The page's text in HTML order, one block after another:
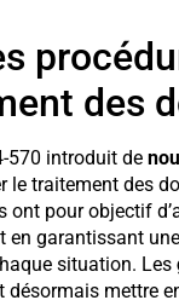
des
570 introduit de
le traitement des
ont pour objectif
en garantissant
situation. Les
désormais mettre